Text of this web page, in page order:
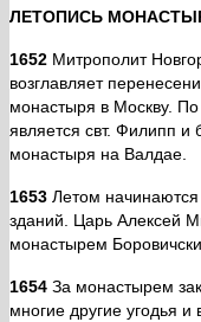
ЛЕТОПИСЬ
1652 Митрополит
возглавляет
монастыря в Москву.
является свт. Филипп и
монастыря на Валдае.
1653 Летом
зданий. Царь Алексей
монастырем
1654 За монастырем
многие другие угодья